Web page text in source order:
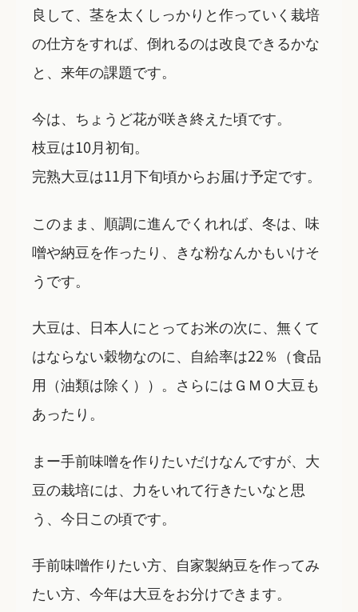
良して、茎を太くしっかりと作っていく栽培
の仕方をすれば、倒れるのは改良できるかな
と、来年の課題です。
今は、ちょうど花が咲き終えた頃です。
枝豆は10月初旬。
完熟大豆は11月下旬頃からお届け予定です。
このまま、順調に進んでくれれば、冬は、味
噌や納豆を作ったり、きな粉なんかもいけそ
うです。
大豆は、日本人にとってお米の次に、無くて
はならない穀物なのに、自給率は22％（食品
用（油類は除く））。さらにはＧＭＯ大豆も
あったり。
まー手前味噌を作りたいだけなんですが、大
豆の栽培には、力をいれて行きたいなと思
う、今日この頃です。
手前味噌作りたい方、自家製納豆を作ってみ
たい方、今年は大豆をお分けできます。